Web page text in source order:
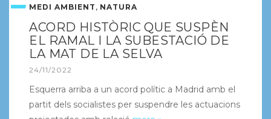
MEDI AMBIENT , NATURA
ACORD HISTÒRIC QUE SUSPÈN
EL RAMAL I LA SUBESTACIÓ DE
LA MAT DE LA SELVA
24/11/2022
Esquerra arriba a un acord polític a Madrid amb el
partit dels socialistes per suspendre les actuacions